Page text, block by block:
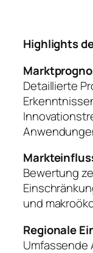
Highlights
Detaillierte
Bewertung
und
Regionale
Umfassende